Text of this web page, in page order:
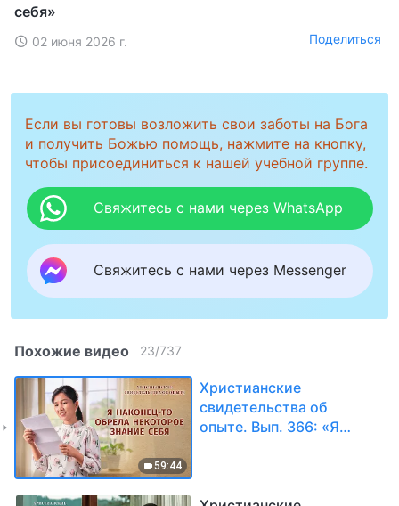
себя»
02 июня 2026 г. Поделиться
Если вы готовы возложить свои заботы на Бога
и получить Божью помощь, нажмите на кнопку,
чтобы присоединиться к нашей учебной группе.
Свяжитесь с нами через WhatsApp
Свяжитесь с нами через Messenger
Похожие видео 23/737
59:44
Христианские
свидетельства об
опыте. Вып. 366: «Я